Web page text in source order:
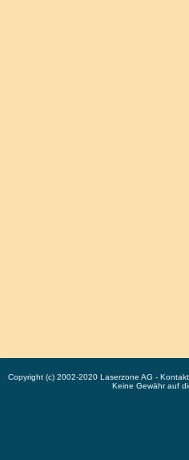
Copyright (c) 2002-2020 Laserzone AG -
Keine Gewähr auf